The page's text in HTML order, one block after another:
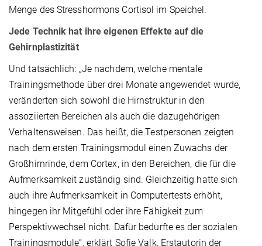
Menge des Stresshormons Cortisol im Speichel.
Jede Technik hat ihre eigenen Effekte auf die
Gehirnplastizität
Und tatsächlich: „Je nachdem, welche mentale
Trainingsmethode über drei Monate angewendet wurde,
veränderten sich sowohl die Hirnstruktur in den
assoziierten Bereichen als auch die dazugehörigen
Verhaltensweisen. Das heißt, die Testpersonen zeigten
nach dem ersten Trainingsmodul einen Zuwachs der
Großhirnrinde, dem Cortex, in den Bereichen, die für die
Aufmerksamkeit zuständig sind. Gleichzeitig hatte sich
auch ihre Aufmerksamkeit in Computertests erhöht,
hingegen ihr Mitgefühl oder ihre Fähigkeit zum
Perspektivwechsel nicht. Dafür bedurfte es der sozialen
Trainingsmodule“, erklärt Sofie Valk, Erstautorin der